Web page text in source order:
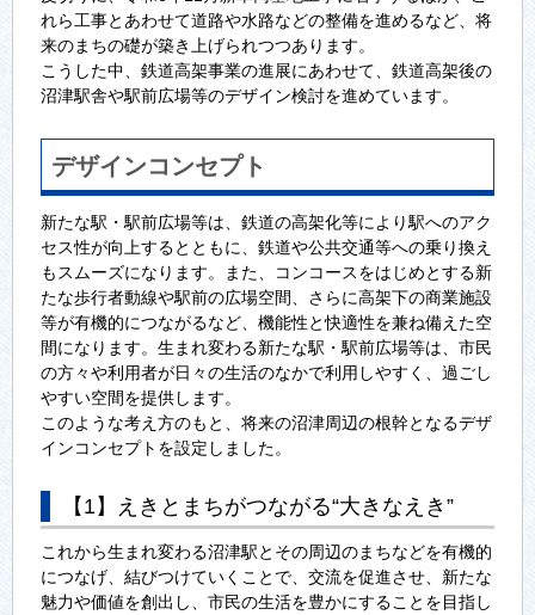
れら工事とあわせて道路や水路などの整備を進めるなど、将
来のまちの礎が築き上げられつつあります。
こうした中、鉄道高架事業の進展にあわせて、鉄道高架後の
沼津駅舎や駅前広場等のデザイン検討を進めています。
デザインコンセプト
新たな駅・駅前広場等は、鉄道の高架化等により駅へのアク
セス性が向上するとともに、鉄道や公共交通等への乗り換え
もスムーズになります。また、コンコースをはじめとする新
たな歩行者動線や駅前の広場空間、さらに高架下の商業施設
等が有機的につながるなど、機能性と快適性を兼ね備えた空
間になります。生まれ変わる新たな駅・駅前広場等は、市民
の方々や利用者が日々の生活のなかで利用しやすく、過ごし
やすい空間を提供します。
このような考え方のもと、将来の沼津周辺の根幹となるデザ
インコンセプトを設定しました。
【1】えきとまちがつながる“大きなえき”
これから生まれ変わる沼津駅とその周辺のまちなどを有機的
につなげ、結びつけていくことで、交流を促進させ、新たな
魅力や価値を創出し、市民の生活を豊かにすることを目指し